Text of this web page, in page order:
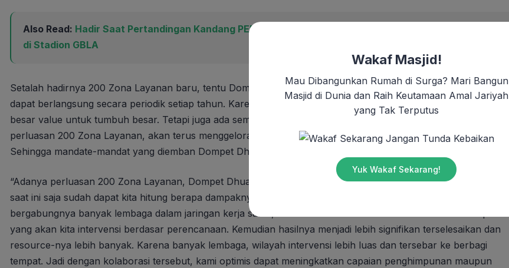
Also Read: Hadir Saat Pertandingan Kandang PERSIB, Dompet Dhuafa Jabar Dukung Fasilitas Musala
di Stadion GBLA
Setalah hadirnya 200 Zona Layanan baru, tentu Dompet Dhuafa juga berharap bahwa mekanisme perluasan
dapat berlangsung secara periodik setiap tahun. Karena dalam konteks ini, Dompet Dhuafa membawa semangat
besar value untuk tumbuh besar. Tetapi juga ada semangat membesarkan lembaga lain. Sehingga dengan
perluasan 200 Zona Layanan, akan terus menggelora semangat berbagi dan menguatkan lembaga lain.
Sehingga mandate-mandat yang diemban Dompet Dhuafa dapat turut diselesaikan oleh banyak pihak.
“Adanya perluasan 200 Zona Layanan, Dompet Dhuafa berharap ada dampak signifikan. Intervensi yang ada
saat ini saja sudah dapat kita hitung berapa dampaknya terhadap permasalahan kemiskinan. Sehingga dengan
bergabungnya banyak lembaga dalam jaringan kerja sama, kita bisa lebih awal mendesain tema atau isu apa
yang akan kita intervensi berdasar perencanaan. Kemudian hasilnya menjadi lebih signifikan terselesaikan dan
resource-nya lebih banyak. Karena banyak lembaga, wilayah intervensi lebih luas dan tersebar ke berbagi
tempat. Jadi dengan kolaborasi tersebut, kami optimis dapat meningkatkan capaian penghimpunan maupun
Wakaf Masjid!
Mau Dibangunkan Rumah di Surga? Mari Bangun
Masjid di Dunia dan Raih Keutamaan Amal Jariyah
yang Tak Terputus
Jangan Tunda Kebaikan
Yuk Wakaf Sekarang!